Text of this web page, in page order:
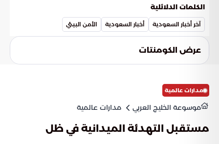
جودة الحياة والحد من الآثار السلبية للتغير المناخي والتصحر.
المختصة باتخاذ كافة الإجراءات النظامية المتبعة، والتي تشمل
المقررة. تشمل هذه التبعات دفع الغرامات المالية المترتبة على
عدد الرؤوس التي تم رعيها بشكل غير قانوني لضمان تطبيق العدالة
الكلمات الدلائلية
آخر أخبار السعودية أخبار السعودية الأمن البيئي
عرض الكومنتات
مدارات عالمية
موسوعة الخليج العربي مدارات عالمية
مستقبل التهدئة الميدانية في ظل